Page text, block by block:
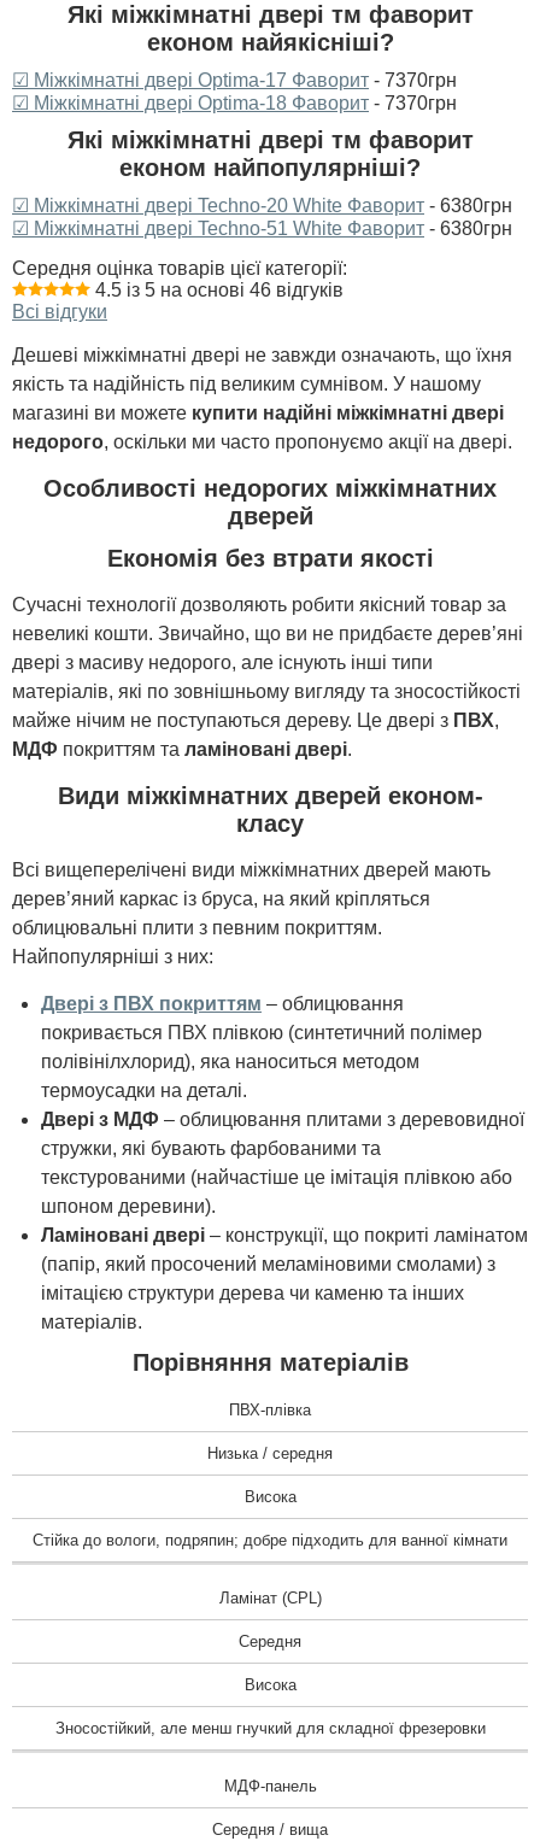
Які міжкімнатні двері тм фаворит
економ найякісніші?
☑ Міжкімнатні двері Optima-17 Фаворит - 7370грн
☑ Міжкімнатні двері Optima-18 Фаворит - 7370грн
Які міжкімнатні двері тм фаворит
економ найпопулярніші?
☑ Міжкімнатні двері Techno-20 White Фаворит - 6380грн
☑ Міжкімнатні двері Techno-51 White Фаворит - 6380грн
Середня оцінка товарів цієї категорії:
4.5 із 5 на основі 46 відгуків
Всі відгуки
Дешеві міжкімнатні двері не завжди означають, що їхня
якість та надійність під великим сумнівом. У нашому
магазині ви можете купити надійні міжкімнатні двері
недорого, оскільки ми часто пропонуємо акції на двері.
Особливості недорогих міжкімнатних
дверей
Економія без втрати якості
Сучасні технології дозволяють робити якісний товар за
невеликі кошти. Звичайно, що ви не придбаєте дерев’яні
двері з масиву недорого, але існують інші типи
матеріалів, які по зовнішньому вигляду та зносостійкості
майже нічим не поступаються дереву. Це двері з ПВХ,
МДФ покриттям та ламіновані двері.
Види міжкімнатних дверей економ-
класу
Всі вищеперелічені види міжкімнатних дверей мають
дерев’яний каркас із бруса, на який кріпляться
облицювальні плити з певним покриттям.
Найпопулярніші з них:
Двері з ПВХ покриттям – облицювання
покривається ПВХ плівкою (синтетичний полімер
полівінілхлорид), яка наноситься методом
термоусадки на деталі.
Двері з МДФ – облицювання плитами з деревовидної
стружки, які бувають фарбованими та
текстурованими (найчастіше це імітація плівкою або
шпоном деревини).
Ламіновані двері – конструкції, що покриті ламінатом
(папір, який просочений меламіновими смолами) з
імітацією структури дерева чи каменю та інших
матеріалів.
Порівняння матеріалів
ПВХ-плівка
Низька / середня
Висока
Стійка до вологи, подряпин; добре підходить для ванної кімнати
Ламінат (CPL)
Середня
Висока
Зносостійкий, але менш гнучкий для складної фрезеровки
МДФ-панель
Середня / вища